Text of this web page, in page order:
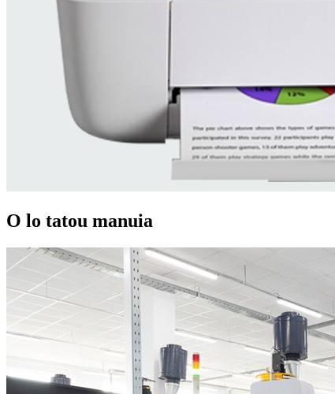
O lo tatou manuia